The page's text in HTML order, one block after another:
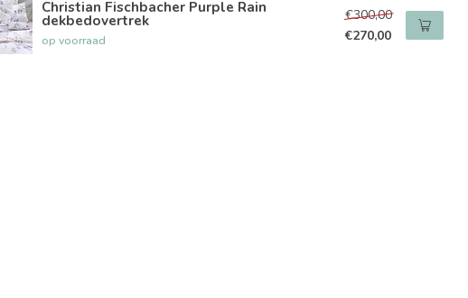
Christian Fischbacher Purple Rain
dekbedovertrek
op voorraad
€300,00
€270,00